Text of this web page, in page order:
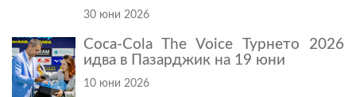
30 юни 2026
Coca-Cola The Voice Турнето 2026
идва в Пазарджик на 19 юни
10 юни 2026